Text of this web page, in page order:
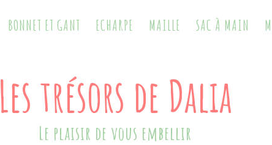
BONNET ET GANT ECHARPE MAILLE SAC À MAIN
Les trésors de Dalia
Le plaisir de vous embellir